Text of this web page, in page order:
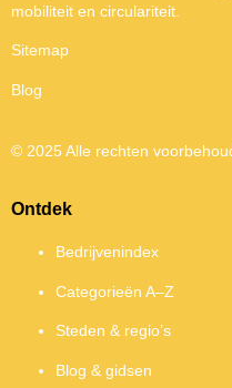
mobiliteit en circulariteit.
Sitemap
Blog
© 2025 Alle rechten
Ontdek
Bedrijvenindex
Categorieën A–Z
Steden & regio’s
Blog & gidsen